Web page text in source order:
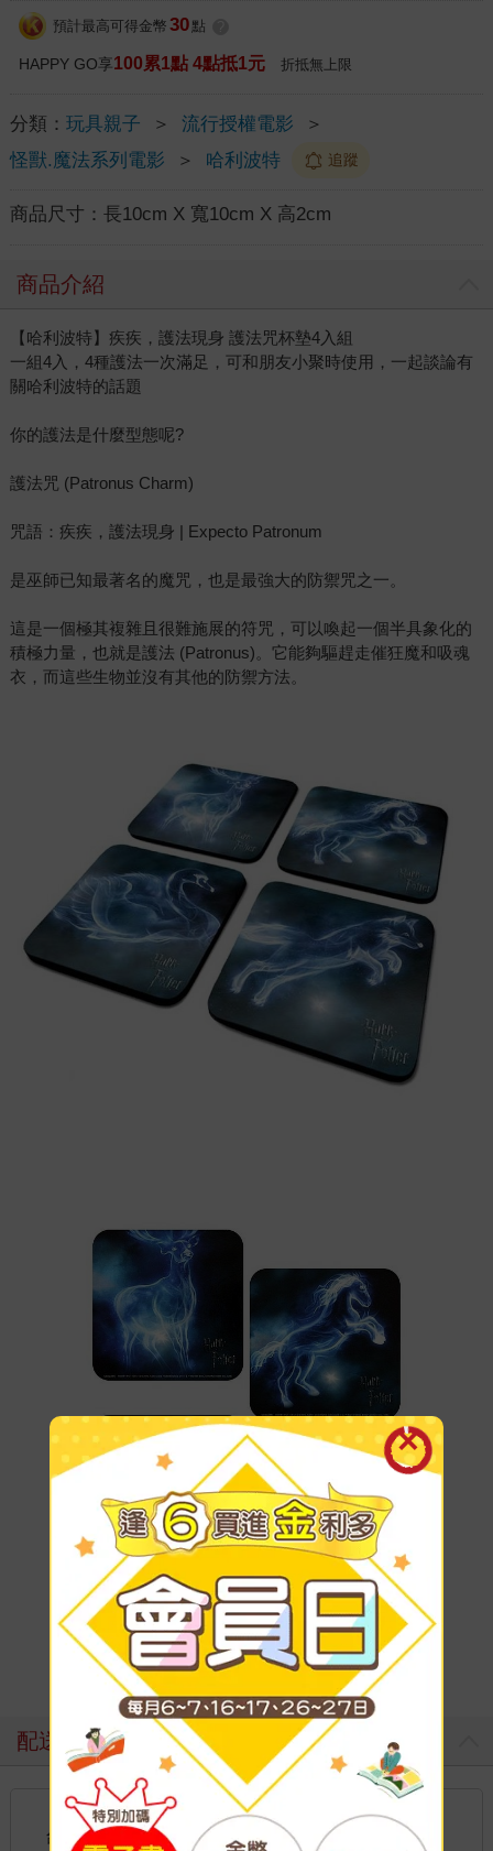
預計最高可得金幣 30 點
HAPPY GO享100累1點 4點抵1元 折抵無上限
分類： 玩具親子 ＞ 流行授權電影
＞
怪獸.魔法系列電影
＞ 哈利波特 追蹤
商品尺寸： 長10cm X 寬10cm X 高2cm
商品介紹
【哈利波特】疾疾，護法現身 護法咒杯墊4入組
一組4入，4種護法一次滿足，可和朋友小聚時使用，一起談論有
關哈利波特的話題
你的護法是什麼型態呢?
護法咒 (Patronus Charm)
咒語：疾疾，護法現身 | Expecto Patronum
是巫師已知最著名的魔咒，也是最強大的防禦咒之一。
這是一個極其複雜且很難施展的符咒，可以喚起一個半具象化的
積極力量，也就是護法 (Patronus)。它能夠驅趕走催狂魔和吸魂
衣，而這些生物並沒有其他的防禦方法。
配送方式
台灣
國內宅配：本島、離島
到店取貨：
不限金額免運費